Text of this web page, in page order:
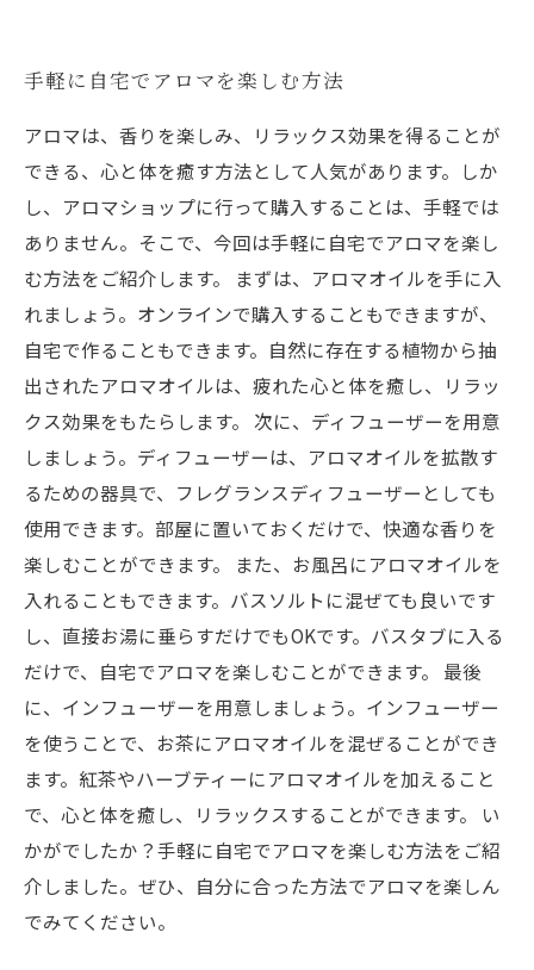
手軽に自宅でアロマを楽しむ方法
アロマは、香りを楽しみ、リラックス効果を得ることが
できる、心と体を癒す方法として人気があります。しか
し、アロマショップに行って購入することは、手軽では
ありません。そこで、今回は手軽に自宅でアロマを楽し
む方法をご紹介します。 まずは、アロマオイルを手に入
れましょう。オンラインで購入することもできますが、
自宅で作ることもできます。自然に存在する植物から抽
出されたアロマオイルは、疲れた心と体を癒し、リラッ
クス効果をもたらします。 次に、ディフューザーを用意
しましょう。ディフューザーは、アロマオイルを拡散す
るための器具で、フレグランスディフューザーとしても
使用できます。部屋に置いておくだけで、快適な香りを
楽しむことができます。 また、お風呂にアロマオイルを
入れることもできます。バスソルトに混ぜても良いです
し、直接お湯に垂らすだけでもOKです。バスタブに入る
だけで、自宅でアロマを楽しむことができます。 最後
に、インフューザーを用意しましょう。インフューザー
を使うことで、お茶にアロマオイルを混ぜることができ
ます。紅茶やハーブティーにアロマオイルを加えること
で、心と体を癒し、リラックスすることができます。 い
かがでしたか？手軽に自宅でアロマを楽しむ方法をご紹
介しました。ぜひ、自分に合った方法でアロマを楽しん
でみてください。